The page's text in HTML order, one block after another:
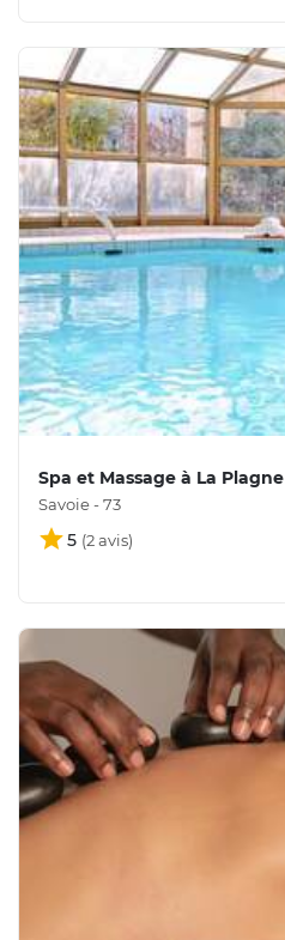
Spa et Massage à La Plagne
Savoie - 73
5